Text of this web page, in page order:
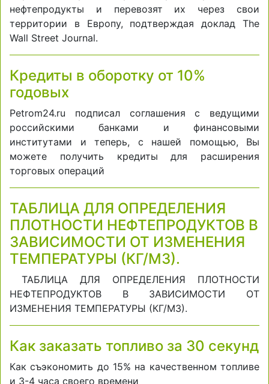
нефтепродукты и перевозят их через свои
территории в Европу, подтверждая доклад The
Wall Street Journal.
Кредиты в оборотку от 10%
годовых
Petrom24.ru подписал соглашения с ведущими
российскими банками и финансовыми
институтами и теперь, с нашей помощью, Вы
можете получить кредиты для расширения
торговых операций
ТАБЛИЦА ДЛЯ ОПРЕДЕЛЕНИЯ
ПЛОТНОСТИ НЕФТЕПРОДУКТОВ В
ЗАВИСИМОСТИ ОТ ИЗМЕНЕНИЯ
ТЕМПЕРАТУРЫ (КГ/М3).
ТАБЛИЦА ДЛЯ ОПРЕДЕЛЕНИЯ ПЛОТНОСТИ
НЕФТЕПРОДУКТОВ В ЗАВИСИМОСТИ ОТ
ИЗМЕНЕНИЯ ТЕМПЕРАТУРЫ (КГ/М3).
Как заказать топливо за 30 секунд
Как съэкономить до 15% на качественном топливе
и 3-4 часа своего времени